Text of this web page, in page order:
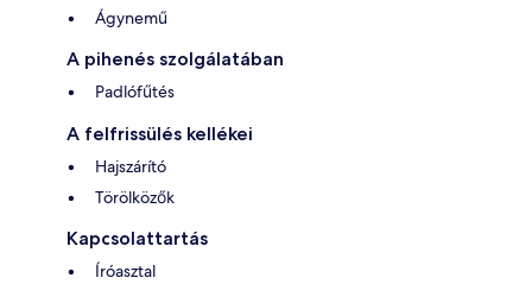
Ágynemű
A pihenés szolgálatában
Padlófűtés
A felfrissülés kellékei
Hajszárító
Törölközők
Kapcsolattartás
Íróasztal